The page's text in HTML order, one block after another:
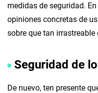
medidas de seguridad.
opiniones concretas de
sobre que tan irrastreable
Seguridad de
De nuevo, ten presente